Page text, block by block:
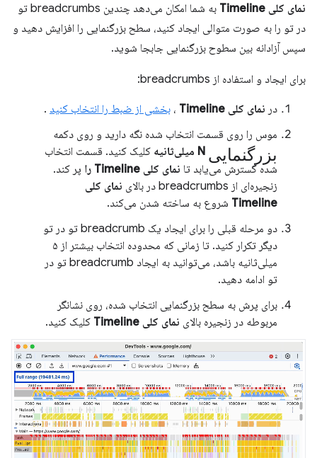
نمای کلی Timeline
به شما امکان می‌دهد چندین breadcrumbs تو
در تو را به صورت متوالی ایجاد کنید، سطح بزرگنمایی را افزایش دهید و
سپس آزادانه بین سطوح بزرگنمایی جابجا شوید.
برای ایجاد و استفاده از breadcrumbs:
در نمای کلی Timeline ، بخشی از ضبط را انتخاب کنید .
موس را روی قسمت انتخاب شده نگه دارید و روی دکمه
بزرگنمایی N میلی‌ثانیه
کلیک کنید. قسمت انتخاب
شده گسترش می‌یابد تا نمای کلی Timeline را
پر کند.
زنجیره‌ای از breadcrumbs در بالای
نمای کلی
Timeline شروع به ساخته شدن می‌کند.
دو مرحله قبلی را برای ایجاد یک breadcrumb تو در تو
دیگر تکرار کنید. تا زمانی که محدوده انتخاب بیشتر از ۵
میلی‌ثانیه باشد، می‌توانید به ایجاد breadcrumb تو در
تو ادامه دهید.
برای پرش به سطح بزرگنمایی انتخاب شده، روی نشانگر
مربوطه در زنجیره بالای نمای کلی Timeline کلیک کنید.